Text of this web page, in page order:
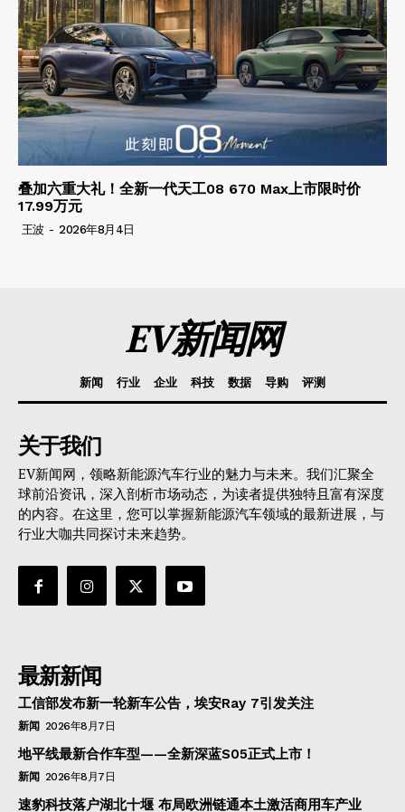
叠加六重大礼！全新一代天工08 670 Max上市限时价
17.99万元
王波 - 2026年8月4日
EV新闻网
新闻 行业 企业 科技 数据 导购 评测
关于我们
EV新闻网，领略新能源汽车行业的魅力与未来。我们汇聚全
球前沿资讯，深入剖析市场动态，为读者提供独特且富有深度
的内容。在这里，您可以掌握新能源汽车领域的最新进展，与
行业大咖共同探讨未来趋势。
最新新闻
工信部发布新一轮新车公告，埃安Ray 7引发关注
新闻 2026年8月7日
地平线最新合作车型——全新深蓝S05正式上市！
新闻 2026年8月7日
速豹科技落户湖北十堰 布局欧洲链通本土激活商用车产业